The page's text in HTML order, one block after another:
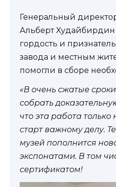
Генеральный
Альберт
гордость и
завода и местным
помогли в сборе
«В очень сжатые
собрать
что эта работа
старт важному делу.
музей пополнится
экспонатами. В том
сертификатом!